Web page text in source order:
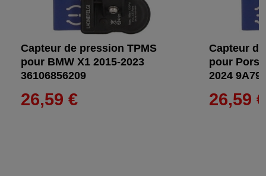
Capteur de pression TPMS
pour BMW X1 2015-2023
36106856209
26,59 €
Capteur
pour
2024
26,59 €